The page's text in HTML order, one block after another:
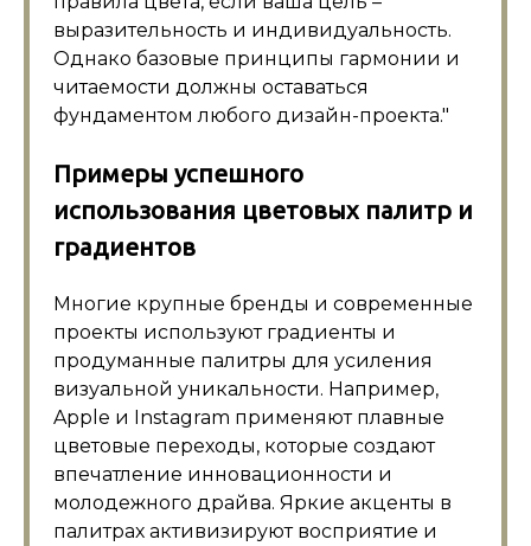
выразительность и индивидуальность.
Однако базовые принципы гармонии и
читаемости должны оставаться
фундаментом любого дизайн-проекта.
Примеры успешного
использования цветовых палитр и
градиентов
Многие крупные бренды и современные
проекты используют градиенты и
продуманные палитры для усиления
визуальной уникальности. Например,
Apple и Instagram применяют плавные
цветовые переходы, которые создают
впечатление инновационности и
молодежного драйва. Яркие акценты в
палитрах активизируют восприятие и